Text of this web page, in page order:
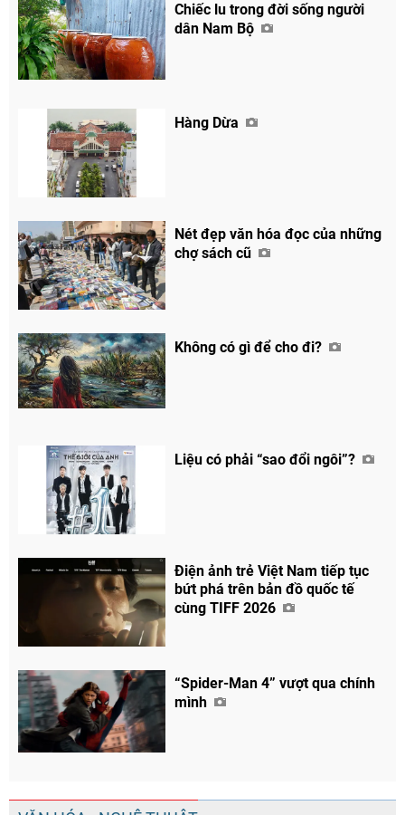
Chiếc lu trong đời sống người
dân Nam Bộ
Hàng Dừa
Nét đẹp văn hóa đọc của những
chợ sách cũ
Không có gì để cho đi?
Liệu có phải “sao đổi ngôi”?
Điện ảnh trẻ Việt Nam tiếp tục
bứt phá trên bản đồ quốc tế
cùng TIFF 2026
“Spider-Man 4” vượt qua chính
mình